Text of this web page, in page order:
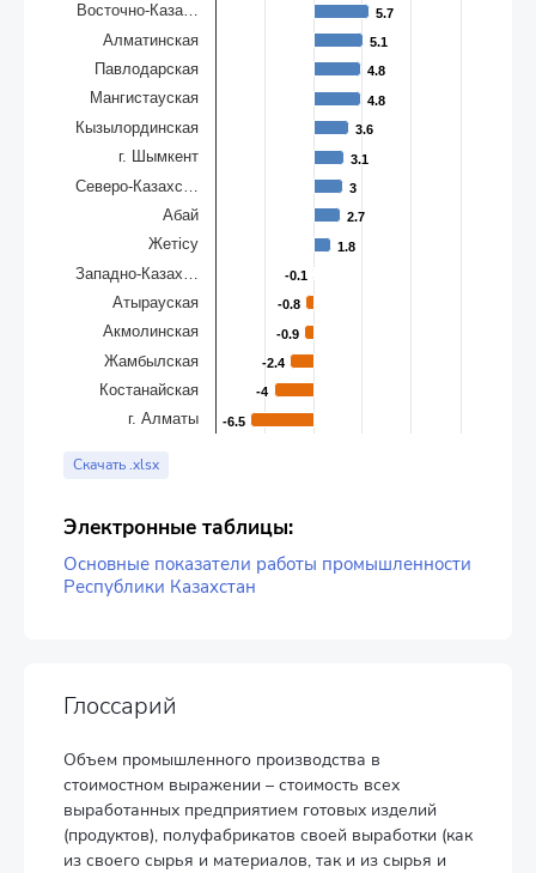
5.7
5.7
5.1
5.1
4.8
4.8
4.8
4.8
3.6
3.6
3.1
3.1
3
3
2.7
2.7
1.8
1.8
-0.1
-0.1
-0.8
-0.8
-0.9
-0.9
-2.4
-2.4
-4
-4
-6.5
-6.5
Восточно-Каза…
Алматинская
Павлодарская
Мангистауская
Кызылординская
г. Шымкент
Северо-Казахс…
Абай
Жетісу
Западно-Казах…
Атырауская
Акмолинская
Жамбылская
Костанайская
г. Алматы
End of interactive chart.
Скачать .xlsx
Электронные таблицы:
Основные показатели работы промышленности
Республики Казахстан
Глоссарий
Объем промышленного производства в
стоимостном выражении – стоимость всех
выработанных предприятием готовых изделий
(продуктов), полуфабрикатов своей выработки (как
из своего сырья и материалов, так и из сырья и